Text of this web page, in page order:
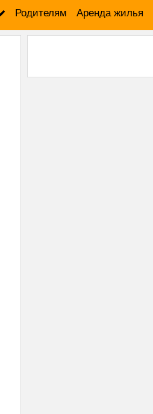
Родителям Аренда жилья